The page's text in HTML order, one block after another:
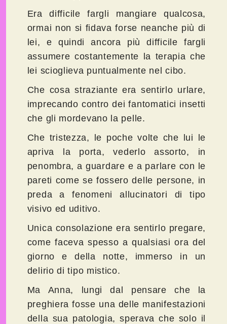
Era difficile fargli mangiare qualcosa,
ormai non si fidava forse neanche più di
lei, e quindi ancora più difficile fargli
assumere costantemente la terapia che
lei scioglieva puntualmente nel cibo.
Che cosa straziante era sentirlo urlare,
imprecando contro dei fantomatici insetti
che gli mordevano la pelle.
Che tristezza, le poche volte che lui le
apriva la porta, vederlo assorto, in
penombra, a guardare e a parlare con le
pareti come se fossero delle persone, in
preda a fenomeni allucinatori di tipo
visivo ed uditivo.
Unica consolazione era sentirlo pregare,
come faceva spesso a qualsiasi ora del
giorno e della notte, immerso in un
delirio di tipo mistico.
Ma Anna, lungi dal pensare che la
preghiera fosse una delle manifestazioni
della sua patologia, sperava che solo il